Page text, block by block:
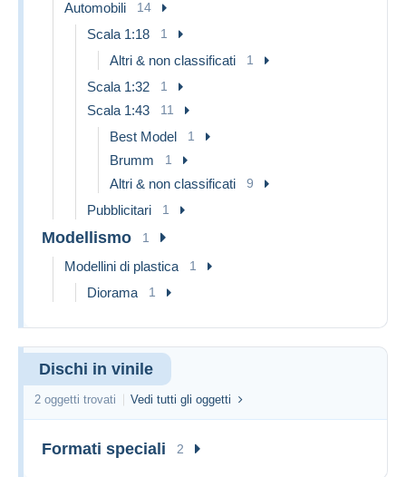
Automobili 14
Scala 1:18 1
Altri & non classificati 1
Scala 1:32 1
Scala 1:43 11
Best Model 1
Brumm 1
Altri & non classificati 9
Pubblicitari 1
Modellismo 1
Modellini di plastica 1
Diorama 1
Dischi in vinile
2 oggetti trovati Vedi tutti gli oggetti
Formati speciali 2